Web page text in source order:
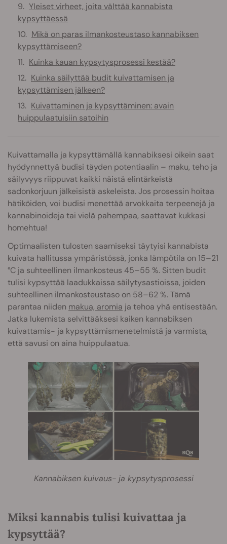
Yleiset virheet, joita välttää kannabista
kypsyttäessä
Mikä on paras ilmankosteustaso kannabiksen
kypsyttämiseen?
Kuinka kauan kypsytysprosessi kestää?
Kuinka säilyttää budit kuivattamisen ja
kypsyttämisen jälkeen?
Kuivattaminen ja kypsyttäminen: avain
huippulaatuisiin satoihin
Kuivattamalla ja kypsyttämällä kannabiksesi oikein saat
hyödynnettyä budisi täyden potentiaalin – maku, teho ja
säilyvyys riippuvat kaikki näistä elintärkeistä
sadonkorjuun jälkeisistä askeleista. Jos prosessin hoitaa
hätiköiden, voi budisi menettää arvokkaita terpeenejä ja
kannabinoideja tai vielä pahempaa, saattavat kukkasi
homehtua!
Optimaalisten tulosten saamiseksi täytyisi kannabista
kuivata hallitussa ympäristössä, jonka lämpötila on 15–21
°C ja suhteellinen ilmankosteus 45–55 %. Sitten budit
tulisi kypsyttää laadukkaissa säilytysastioissa, joiden
suhteellinen ilmankosteustaso on 58–62 %. Tämä
parantaa niiden makua, aromia ja tehoa yhä entisestään.
Jatka lukemista selvittääksesi kaiken kannabiksen
kuivattamis- ja kypsyttämismenetelmistä ja varmista,
että savusi on aina huippulaatua.
Kannabiksen kuivaus- ja kypsytysprosessi
Miksi kannabis tulisi kuivattaa ja
kypsyttää?